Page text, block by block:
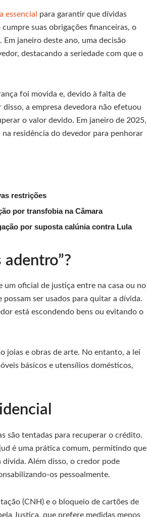
essencial para garantir que dívidas
suas obrigações financeiras, o
janeiro deste ano, uma decisão
destacando a seriedade com que o
foi movida e, devido à falta de
a empresa devedora não efetuou
o valor devido. Em janeiro de 2025,
residência do devedor para penhorar
restrições
por transfobia na Câmara
por suposta calúnia contra Lula
um oficial de justiça entre na casa ou no
ser usados para quitar a dívida.
está escondendo bens ou evitando o
joias e obras de arte. No entanto, a lei
básicos e utensílios domésticos,
são tentadas para recuperar o crédito.
é uma prática comum, permitindo que
Além disso, o credor pode
os pessoalmente.
(CNH) e o bloqueio de cartões de
Justiça, que prefere medidas menos